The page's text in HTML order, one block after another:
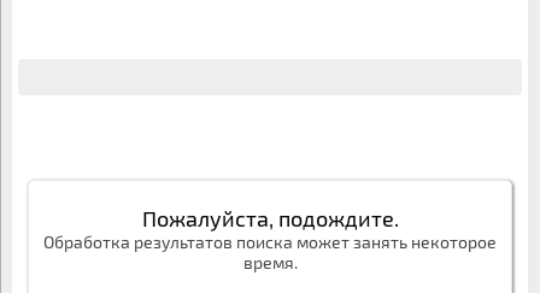
Пожалуйста, подождите.
Обработка результатов поиска может занять некоторое
время.